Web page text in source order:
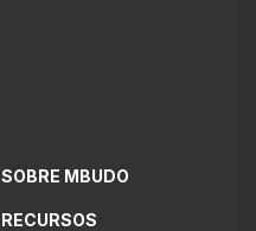
SOBRE MBUDO
RECURSOS